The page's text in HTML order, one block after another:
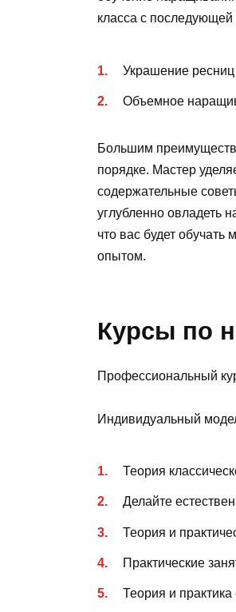
класса с последующей
Украшение
Объемное
Большим
порядке. Мастер
содержательные
углубленно овладеть
что вас будет обучать
опытом.
Курсы по
Профессиональный
Индивидуальный
Теория
Делайте
Теория и
Практические
Теория и